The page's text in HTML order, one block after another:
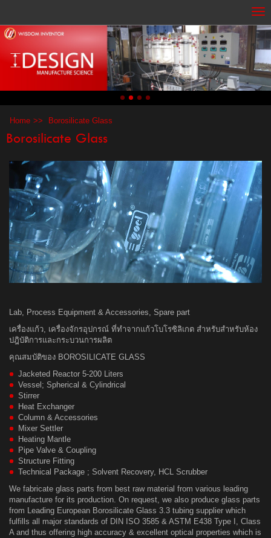
Home Borosilicate Glass
Borosilicate Glass
Lab, Process Equipment & Accessories, Spare part
เครื่องแก้ว, เครื่องจักรอุปกรณ์ ที่ทำจากแก้วโบโรซิลิเกต สำหรับสำหรับห้อง
ปฎิบัติการและกระบวนการผลิต
คุณสมบัติของ BOROSILICATE GLASS
Jacketed Reactor 5-200 Liters
Vessel; Spherical & Cylindrical
Stirrer
Heat Exchanger
Column & Accessories
Mixer Settler
Heating Mantle
Pipe Valve & Coupling
Structure Fitting
Technical Package ; Solvent Recovery, HCL Scrubber
We fabricate glass parts from best raw material from various leading
manufacture for its production. On request, we also produce glass parts
from Leading European Borosilicate Glass 3.3 tubing supplier which
fulfills all major standards of DIN ISO 3585 & ASTM E438 Type I, Class
A and thus offering high accuracy & excellent optical properties which is